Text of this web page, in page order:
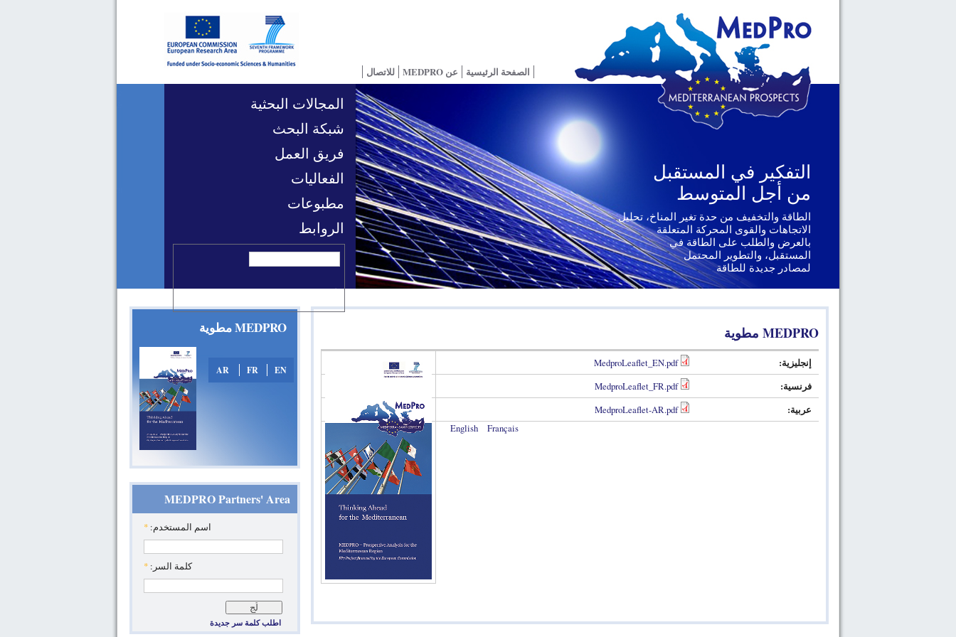
التفكير في المستقبل
من أجل المتوسط
الطاقة والتخفيف من حدة تغير المناخ، تحليل
الاتجاهات والقوى المحركة المتعلقة
بالعرض والطلب على الطاقة في
المستقبل، والتطوير المحتمل
لمصادر جديدة للطاقة
التفكير في المستقبل
من أجل المتوسط
الجغرافيا السياسية والحوكمة، يتناول التحديات السياسية
الإقليمية والدولية التي تواجهها دول
جنوب المتوسط
الصفحة الرئيسية عن MEDPRO للاتصال
المجالات البحثية
شبكة البحث
فريق العمل
الفعاليات
مطبوعات
الروابط
MEDPRO مطوية
EN
FR
AR
MEDPRO Partners' Area
‏اسم المستخدم: ‏ *
‏كلمة السر: ‏ *
اطلب كلمة سر جديدة
MEDPRO مطوية
إنجليزية:
MedproLeaflet_EN.pdf
فرنسية:
MedproLeaflet_FR.pdf
عربية:
MedproLeaflet-AR.pdf
English
Français